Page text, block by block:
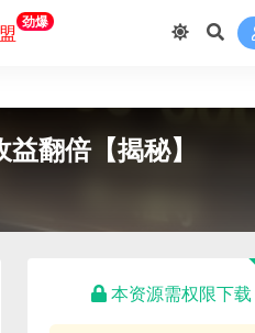
劲爆
翻倍【揭秘】
本资源需权限下载